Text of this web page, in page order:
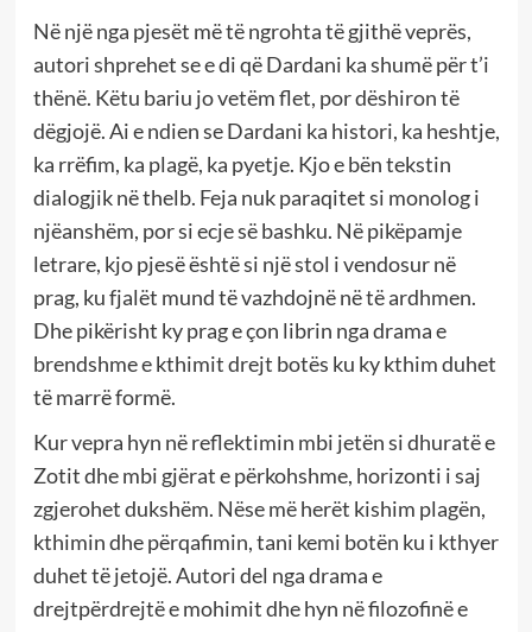
Në një nga pjesët më të ngrohta të gjithë veprës,
autori shprehet se e di që Dardani ka shumë për t’i
thënë. Këtu bariu jo vetëm flet, por dëshiron të
dëgjojë. Ai e ndien se Dardani ka histori, ka heshtje,
ka rrëfim, ka plagë, ka pyetje. Kjo e bën tekstin
dialogjik në thelb. Feja nuk paraqitet si monolog i
njëanshëm, por si ecje së bashku. Në pikëpamje
letrare, kjo pjesë është si një stol i vendosur në
prag, ku fjalët mund të vazhdojnë në të ardhmen.
Dhe pikërisht ky prag e çon librin nga drama e
brendshme e kthimit drejt botës ku ky kthim duhet
të marrë formë.
Kur vepra hyn në reflektimin mbi jetën si dhuratë e
Zotit dhe mbi gjërat e përkohshme, horizonti i saj
zgjerohet dukshëm. Nëse më herët kishim plagën,
kthimin dhe përqafimin, tani kemi botën ku i kthyer
duhet të jetojë. Autori del nga drama e
drejtpërdrejtë e mohimit dhe hyn në filozofinë e